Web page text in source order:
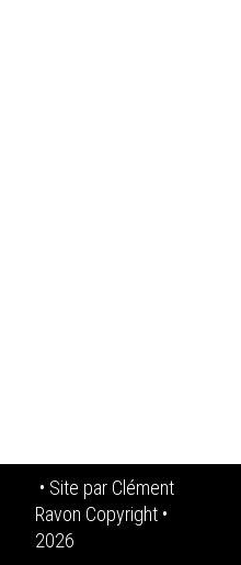
• Site par Clément
Ravon Copyright •
2026